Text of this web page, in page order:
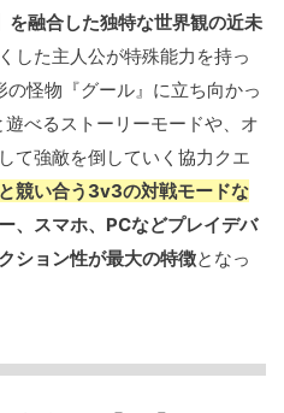
を融合した独特な世界観の近未
した主人公が特殊能力を持っ
怪物『グール』に立ち向かっ
べるストーリーモードや、オ
て強敵を倒していく協力クエ
競い合う3v3の対戦モードな
、スマホ、PCなどプレイデバ
ション性が最大の特徴となっ